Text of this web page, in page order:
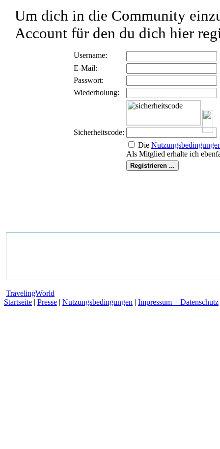
Um dich in die Community
Account für den du dich hier
Username:
E-Mail:
Passwort:
Wiederholung:
Sicherheitscode:
Die
Als Mitglied erhalte ich
TravelingWorld
Startseite | Presse | Nutzungsbedingungen | Impressum + Datenschutz